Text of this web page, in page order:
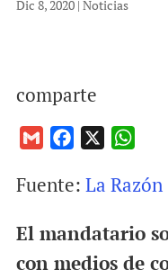
Dic 8, 2020| Noticias
comparte
a
l
c
b
a
s
Fuente: La Razón
El mandatario
con medios de